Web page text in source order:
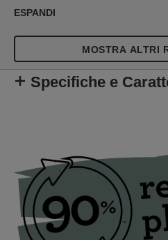
consapevole. Prodotto con
qualità e affidabilità. La
bellissimo arcipelago,
svedese, ed è da lì che
per la bella sfumatura di
esigenze. È leggera,
rivestimento di mobili,
tipi di tessuti o il fissaggio
pelle.
ESPANDI
MOSTRA ALTRI
Specifiche e